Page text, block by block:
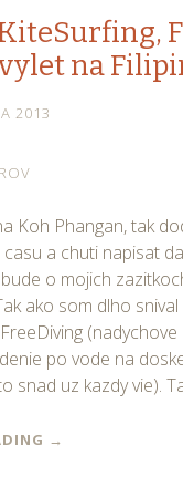
na
2013
Koh Phangan, tak
casu a chuti napisat
o mojich
ako som dlho
po vode na
snad uz kazdy vie).
→